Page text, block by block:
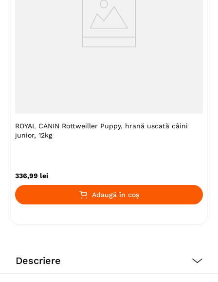
ROYAL CANIN Rottweiller Puppy, hrană uscată câini
junior, 12kg
336,99 lei
Adaugă în coș
Descriere